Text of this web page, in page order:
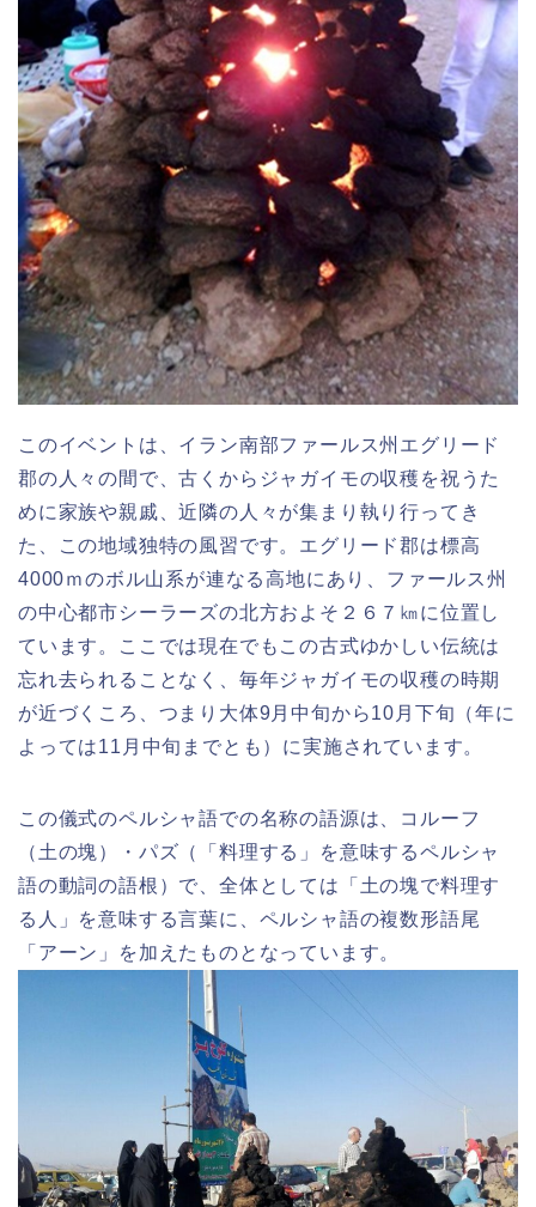
このイベントは、イラン南部ファールス州エグリード
郡の人々の間で、古くからジャガイモの収穫を祝うた
めに家族や親戚、近隣の人々が集まり執り行ってき
た、この地域独特の風習です。エグリード郡は標高
4000ｍのボル山系が連なる高地にあり、ファールス州
の中心都市シーラーズの北方およそ２６７㎞に位置し
ています。ここでは現在でもこの古式ゆかしい伝統は
忘れ去られることなく、毎年ジャガイモの収穫の時期
が近づくころ、つまり大体9月中旬から10月下旬（年に
よっては11月中旬までとも）に実施されています。
この儀式のペルシャ語での名称の語源は、コルーフ
（土の塊）・パズ（「料理する」を意味するペルシャ
語の動詞の語根）で 、全体としては「土の塊で料理す
る人」を意味する言葉に、ペルシャ語の複数形語尾
「アーン」を加えたものとなっています。